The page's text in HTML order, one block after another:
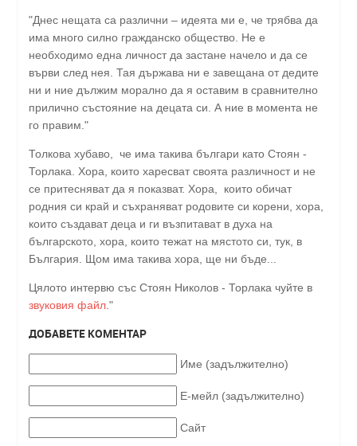
"Днес нещата са различни – идеята ми е, че трябва да
има много силно гражданско общество. Не е
необходимо една личност да застане начело и да се
върви след нея. Тая държава ни е завещана от дедите
ни и ние дължим морално да я оставим в сравнително
прилично състояние на децата си. А ние в момента не
го правим."
Толкова хубаво, че има такива българи като Стоян -
Торлака. Хора, които харесват своята различност и не
се притесняват да я показват. Хора, които обичат
родния си край и съхраняват родовите си корени, хора,
които създават деца и ги възпитават в духа на
българското, хора, които тежат на мястото си, тук, в
България. Щом има такива хора, ще ни бъде...
Цялото интервю със Стоян Николов - Торлака чуйте в
звуковия файл ."
ДОБАВЕТЕ КОМЕНТАР
Име (задължително)
Е-мейл (задължително)
Сайт